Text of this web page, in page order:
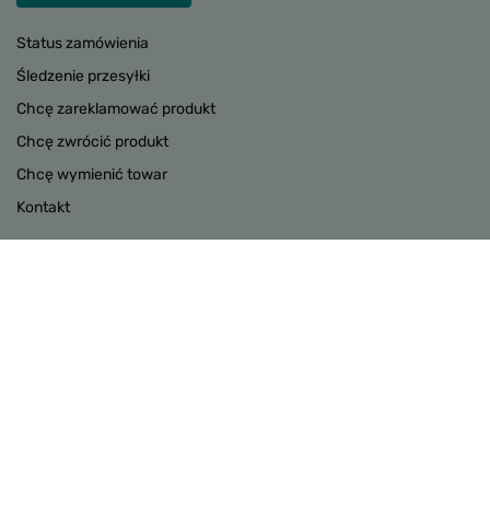
Status zamówienia
Śledzenie przesyłki
Chcę zareklamować produkt
Chcę zwrócić produkt
Chcę wymienić towar
Kontakt